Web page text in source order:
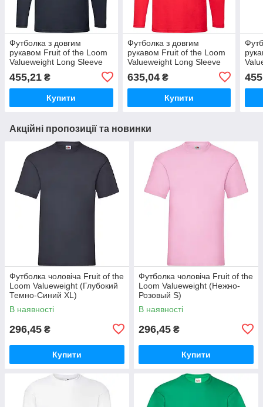
Футболка з довгим
рукавом Fruit of the Loom
Valueweight Long Sleeve
(Глубокий Темно-Синий L)
455,21 ₴
Купити
Футболка з довгим
рукавом Fruit of the Loom
Valueweight Long Sleeve
(Глубокий Темно-Синий
3XL)
635,04₴
Купити
Акційні пропозиції та новинки
Футболка чоловіча Fruit of the
Loom Valueweight (Глубокий
Темно-Синий XL)
В наявності
296,45 ₴
Купити
Футболка чоловіча Fruit of the
Loom Valueweight (Нежно-
Розовый S)
В наявності
296,45 ₴
Купити